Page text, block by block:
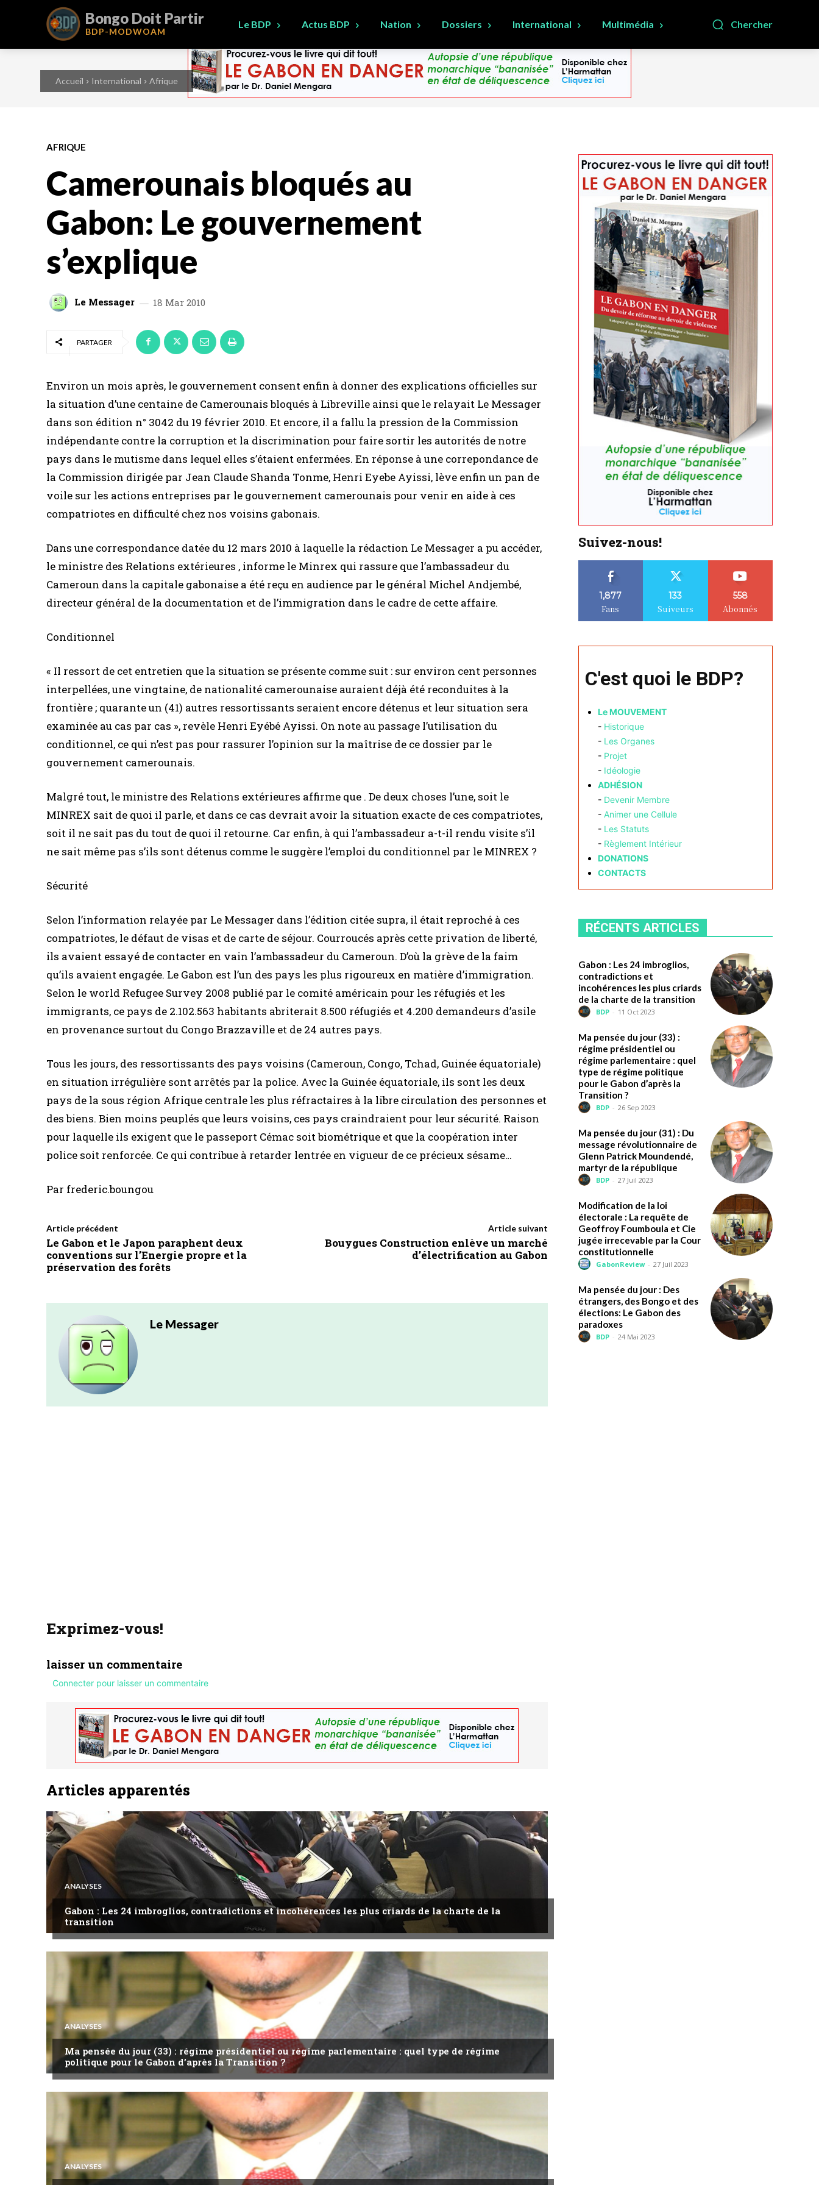
Bongo Doit Partir
BDP-MODWOAM
Chercher
Le BDP Actus BDP Nation Dossiers International Multimédia
Accueil International Afrique
AFRIQUE
Camerounais bloqués au
Gabon: Le gouvernement
s’explique
Le Messager 18 Mar 2010
PARTAGER
Environ un mois après, le gouvernement consent enfin à donner des explications officielles sur
la situation d’une centaine de Camerounais bloqués à Libreville ainsi que le relayait Le Messager
dans son édition n° 3042 du 19 février 2010. Et encore, il a fallu la pression de la Commission
indépendante contre la corruption et la discrimination pour faire sortir les autorités de notre
pays dans le mutisme dans lequel elles s’étaient enfermées. En réponse à une correpondance de
la Commission dirigée par Jean Claude Shanda Tonme, Henri Eyebe Ayissi, lève enfin un pan de
voile sur les actions entreprises par le gouvernement camerounais pour venir en aide à ces
compatriotes en difficulté chez nos voisins gabonais.
Dans une correspondance datée du 12 mars 2010 à laquelle la rédaction Le Messager a pu accéder,
le ministre des Relations extérieures , informe le Minrex qui rassure que l’ambassadeur du
Cameroun dans la capitale gabonaise a été reçu en audience par le général Michel Andjembé,
directeur général de la documentation et de l’immigration dans le cadre de cette affaire.
Conditionnel
« Il ressort de cet entretien que la situation se présente comme suit : sur environ cent personnes
interpellées, une vingtaine, de nationalité camerounaise auraient déjà été reconduites à la
frontière ; quarante un (41) autres ressortissants seraient encore détenus et leur situation sera
examinée au cas par cas », revèle Henri Eyébé Ayissi. On note au passage l’utilisation du
conditionnel, ce qui n’est pas pour rassurer l’opinion sur la maîtrise de ce dossier par le
gouvernement camerounais.
Malgré tout, le ministre des Relations extérieures affirme que . De deux choses l’une, soit le
MINREX sait de quoi il parle, et dans ce cas devrait avoir la situation exacte de ces compatriotes,
soit il ne sait pas du tout de quoi il retourne. Car enfin, à qui l’ambassadeur a-t-il rendu visite s’il
ne sait même pas s’ils sont détenus comme le suggère l’emploi du conditionnel par le MINREX ?
Sécurité
Selon l’information relayée par Le Messager dans l’édition citée supra, il était reproché à ces
compatriotes, le défaut de visas et de carte de séjour. Courroucés après cette privation de liberté,
ils avaient essayé de contacter en vain l’ambassadeur du Cameroun. D’où la grève de la faim
qu’ils avaient engagée. Le Gabon est l’un des pays les plus rigoureux en matière d’immigration.
Selon le world Refugee Survey 2008 publié par le comité américain pour les réfugiés et les
immigrants, ce pays de 2.102.563 habitants abriterait 8.500 réfugiés et 4.200 demandeurs d’asile
en provenance surtout du Congo Brazzaville et de 24 autres pays.
Tous les jours, des ressortissants des pays voisins (Cameroun, Congo, Tchad, Guinée équatoriale)
en situation irrégulière sont arrêtés par la police. Avec la Guinée équatoriale, ils sont les deux
pays de la sous région Afrique centrale les plus réfractaires à la libre circulation des personnes et
des biens. Bien moins peuplés que leurs voisins, ces pays craindraient pour leur sécurité. Raison
pour laquelle ils exigent que le passeport Cémac soit biométrique et que la coopération inter
police soit renforcée. Ce qui contribue à retarder lentrée en vigueur de ce précieux sésame…
Par frederic.boungou
Article précédent
Le Gabon et le Japon paraphent deux
conventions sur l’Energie propre et la
préservation des forêts
Article suivant
Bouygues Construction enlève un marché
d’électrification au Gabon
Le Messager
Exprimez-vous!
laisser un commentaire
Connecter pour laisser un commentaire
Articles apparentés
ANALYSES
Gabon : Les 24 imbroglios, contradictions et incohérences les plus criards de la charte de la
transition
ANALYSES
Ma pensée du jour (33) : régime présidentiel ou régime parlementaire : quel type de régime
politique pour le Gabon d’après la Transition ?
ANALYSES
Suivez-nous!
1,877
Fans
133
Suiveurs
558
Abonnés
C'est quoi le BDP?
Le MOUVEMENT
- Historique
- Les Organes
- Projet
- Idéologie
ADHÉSION
- Devenir Membre
- Animer une Cellule
- Les Statuts
- Règlement Intérieur
DONATIONS
CONTACTS
RÉCENTS ARTICLES
Gabon : Les 24 imbroglios,
contradictions et
incohérences les plus criards
de la charte de la transition
BDP - 11 Oct 2023
Ma pensée du jour (33) :
régime présidentiel ou
régime parlementaire : quel
type de régime politique
pour le Gabon d’après la
Transition ?
BDP - 26 Sep 2023
Ma pensée du jour (31) : Du
message révolutionnaire de
Glenn Patrick Moundendé,
martyr de la république
BDP - 27 Juil 2023
Modification de la loi
électorale : La requête de
Geoffroy Foumboula et Cie
jugée irrecevable par la Cour
constitutionnelle
GabonReview - 27 Juil 2023
Ma pensée du jour : Des
étrangers, des Bongo et des
élections: Le Gabon des
paradoxes
BDP - 24 Mai 2023